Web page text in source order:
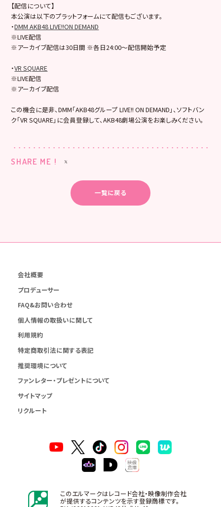
【配信について】
本公演は以下のプラットフォームにて配信もございます。
・DMM AKB48 LIVE!!ON DEMAND
※LIVE配信
※アーカイブ配信は30日間 ※各日24:00～配信開始予定
・VR SQUARE
※LIVE配信
※アーカイブ配信
この機会に是非、DMM「AKB48グループ LIVE!! ON DEMAND」、ソフトバン
ク「VR SQUARE」に会員登録して、AKB48劇場公演をお楽しみください。
SHARE ME !
一覧に戻る
会社概要
プロデューサー
FAQ&お問い合わせ
個人情報の取扱いに関して
利用規約
特定商取引法に関する表記
推奨環境について
ファンレター・プレゼントについて
サイトマップ
リクルート
このエルマークはレコード会社・映像制作会社
が提供するコンテンツを示す登録商標です。